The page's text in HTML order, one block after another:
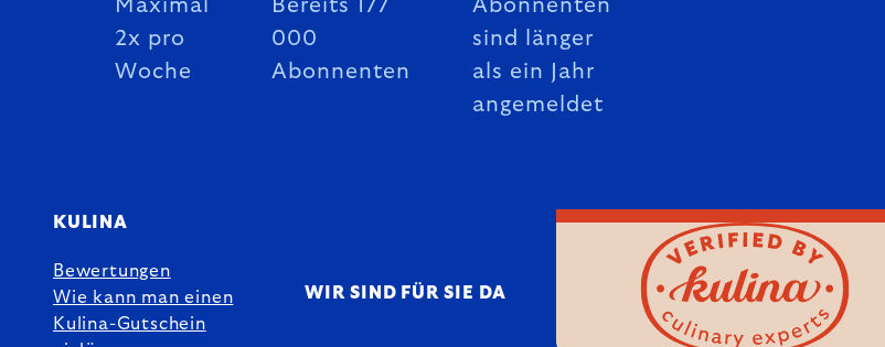
Maximal
2x pro
Woche
Bereits 177
000
Abonnenten
Abonnenten
sind länger
als ein Jahr
angemeldet
KULINA
Bewertungen
Wie kann man einen
Kulina-Gutschein
WIR SIND FÜR SIE DA